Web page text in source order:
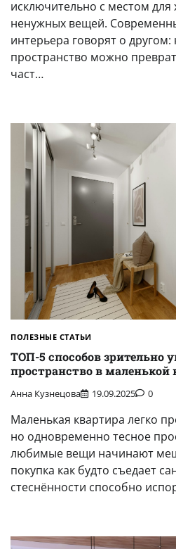
исключительно с местом
ненужных вещей.
интерьера говорят о
пространство можно
част…
ПОЛЕЗНЫЕ СТАТЬИ
ТОП-5 способов зрительно
пространство в маленькой
Анна Кузнецова 19.09.2025 0
Маленькая квартира легко
но одновременно тесное
любимые вещи начинают
покупка как будто съедает
стеснённости способно